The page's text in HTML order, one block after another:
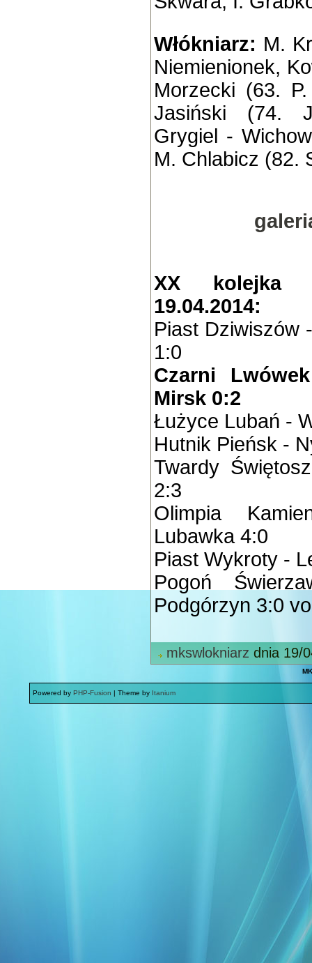
Włókniarz: M.
Niemienionek,
Morzecki (63.
Jasiński (74.
Grygiel -
M. Chlabicz (82.
XX kolejka
19.04.2014:
Piast Dziwiszów
1:0
Czarni
Mirsk 0:2
Łużyce Lubań -
Hutnik Pieńsk -
Twardy
2:3
Olimpia
Lubawka 4:0
Piast Wykroty -
Pogoń
Podgórzyn 3:0
mkswlokniarz dnia 19/
Powered by PHP-Fusion | Theme by Itanium